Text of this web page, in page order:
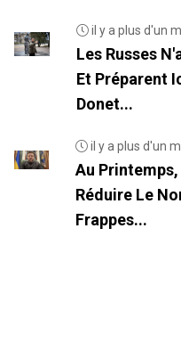
il y a plus d'un
Les Russes
Et Préparent
Donet...
il y a plus d'un
Au Printemps,
Réduire Le
Frappes...